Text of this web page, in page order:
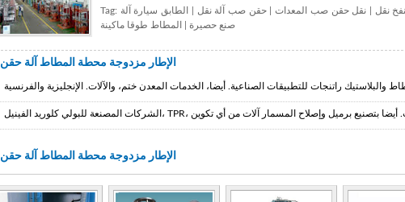
Tag: نقل نقل حقن صب المعدات|حقن صب آلة نقل
الطابق سيارة آلة
صنع حصيرة
المطاط طوقا ماكينة
C-الإطار مزدوجة محطة المطاط آلة حقن
C-الإطار مزدوجة محطة المطاط آلة حقن